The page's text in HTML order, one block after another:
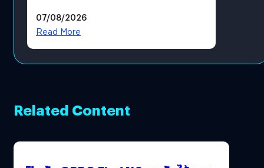
โดยตรง
07/08/2026
Read More
Related Content